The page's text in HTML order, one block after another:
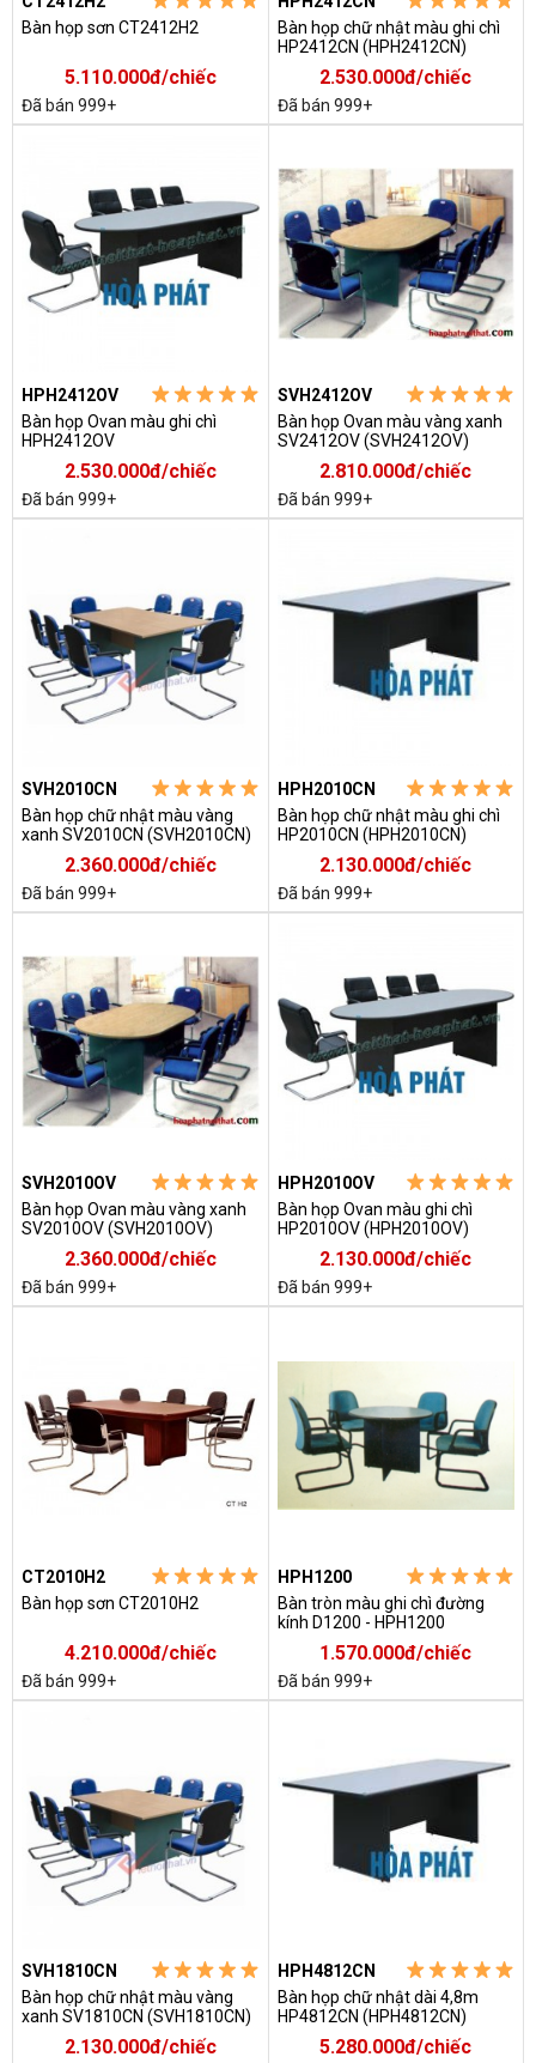
Bàn họp sơn CT2412H2
5.110.000đ/chiếc
Đã bán 999+
Bàn họp chữ nhật màu ghi chì
HP2412CN (HPH2412CN)
2.530.000đ/chiếc
Đã bán 999+
HPH2412OV
Bàn họp Ovan màu ghi chì
HPH2412OV
2.530.000đ/chiếc
Đã bán 999+
SVH2412OV
Bàn họp Ovan màu vàng xanh
SV2412OV (SVH2412OV)
2.810.000đ/chiếc
Đã bán 999+
SVH2010CN
Bàn họp chữ nhật màu vàng
xanh SV2010CN (SVH2010CN)
2.360.000đ/chiếc
Đã bán 999+
HPH2010CN
Bàn họp chữ nhật màu ghi chì
HP2010CN (HPH2010CN)
2.130.000đ/chiếc
Đã bán 999+
SVH2010OV
Bàn họp Ovan màu vàng xanh
SV2010OV (SVH2010OV)
2.360.000đ/chiếc
Đã bán 999+
HPH2010OV
Bàn họp Ovan màu ghi chì
HP2010OV (HPH2010OV)
2.130.000đ/chiếc
Đã bán 999+
CT2010H2
Bàn họp sơn CT2010H2
4.210.000đ/chiếc
Đã bán 999+
HPH1200
Bàn tròn màu ghi chì đường
kính D1200 - HPH1200
1.570.000đ/chiếc
Đã bán 999+
SVH1810CN
Bàn họp chữ nhật màu vàng
xanh SV1810CN (SVH1810CN)
2.130.000đ/chiếc
HPH4812CN
Bàn họp chữ nhật dài 4,8m
HP4812CN (HPH4812CN)
5.280.000đ/chiếc